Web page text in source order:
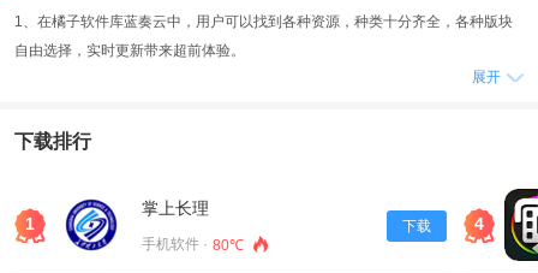
1、在橘子软件库蓝奏云中，用户可以找到各种资源，种类十分齐全，各种版块
自由选择，实时更新带来超前体验。
2、它的内存占比非常小，使用起来非常简单，而且安全绿色，用户可以放心使
3、同时它也提供了超多的软件资源和黑科技道具，用户可以在里面进行查看和
应用描述
1、每天都有全息你的排行榜软件进行一定的了解和下载使用，而且一些版本都
展开
下载排行
1
掌上长理
手机软件 · 80℃
下载 4